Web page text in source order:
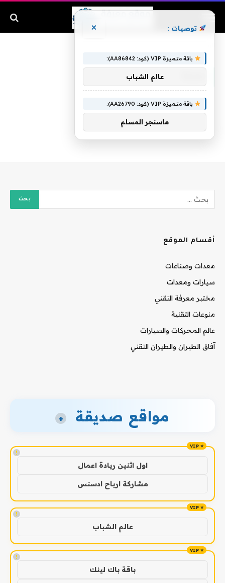
أقسام الموقع
معدات وصناعات
سيارات ومعدات
مختبر معرفة التقني
منوعات التقنية
عالم المحركات والسيارات
آفاق الطيران والطيران التقني
مواقع صديقة +
!
اول اثنين ريادة اعمال
مشاركة ارباح ادسنس
!
عالم الشباب
!
باقة باك لينك
توصيات : ×
باقة متميزة VIP (كود: AA86842):
عالم الشباب
باقة متميزة VIP (كود: AA26790):
ماسنجر المسلم